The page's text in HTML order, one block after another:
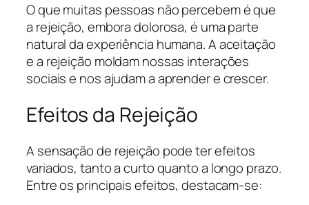
O que muitas pessoas não percebem é que
a rejeição, embora dolorosa, é uma parte
natural da experiência humana. A aceitação
e a rejeição moldam nossas interações
sociais e nos ajudam a aprender e crescer.
Efeitos da Rejeição
A sensação de rejeição pode ter efeitos
variados, tanto a curto quanto a longo prazo.
Entre os principais efeitos, destacam-se: